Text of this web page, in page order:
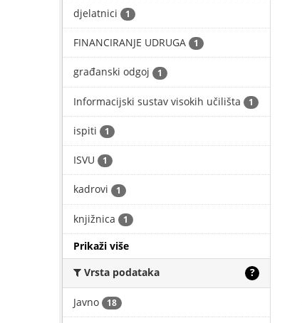
djelatnici 1
FINANCIRANJE UDRUGA 1
građanski odgoj 1
Informacijski sustav visokih učilišta 1
ispiti 1
ISVU 1
kadrovi 1
knjižnica 1
Prikaži više
Vrsta podataka
?
Javno 18